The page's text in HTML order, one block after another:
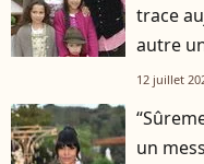
trace
autre
12 juillet
un